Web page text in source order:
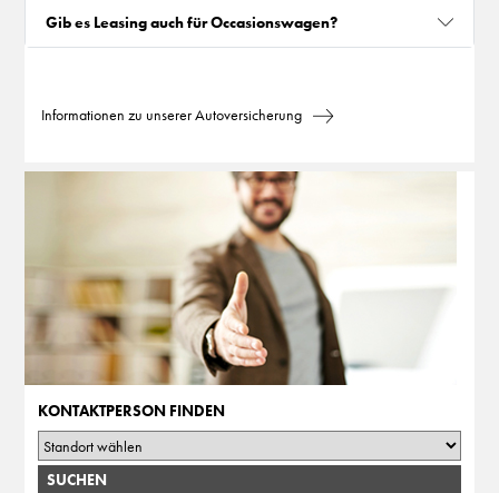
Gib es Leasing auch für Occasionswagen?
Informationen zu unserer Autoversicherung
KONTAKTPERSON FINDEN